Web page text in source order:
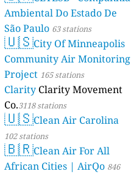
Ambiental Do Estado De
São Paulo 63 stations
🇺🇸City Of Minneapolis
Community Air Monitoring
Project 165 stations
Clarity Clarity Movement
Co.3118 stations
🇺🇸Clean Air Carolina
102 stations
🇧🇷Clean Air For All
African Cities | AirQo 846